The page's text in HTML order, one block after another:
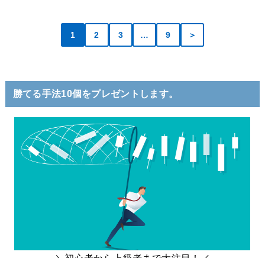
1 2 3 … 9 ＞
勝てる手法10個をプレゼントします。